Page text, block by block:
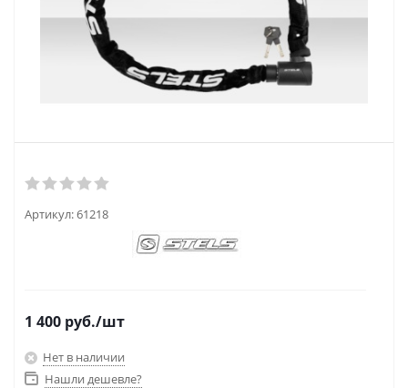
Артикул:61218
1 400 руб./шт
Нет в наличии
Нашли дешевле?